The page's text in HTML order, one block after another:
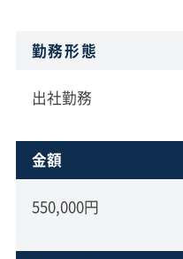
勤務形態
出社勤務
金額
550,000円